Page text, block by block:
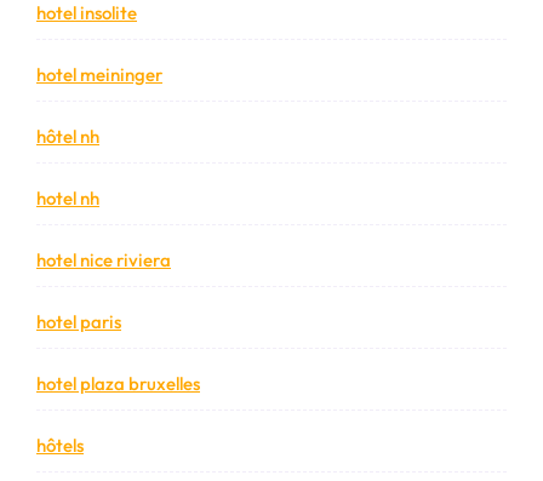
hotel insolite
hotel meininger
hôtel nh
hotel nh
hotel nice riviera
hotel paris
hotel plaza bruxelles
hôtels